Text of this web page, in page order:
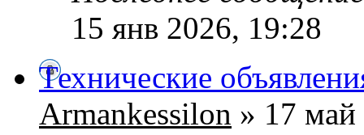
15 янв 2026, 19:28
Технические
Armankessilon » 17